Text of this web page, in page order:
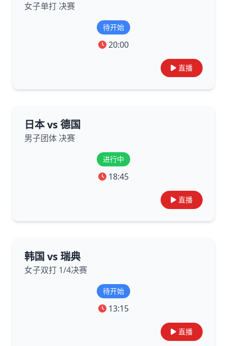
女子单打 决赛
待开始
20:00
直播
日本 vs 德国
男子团体 决赛
进行中
18:45
直播
韩国 vs 瑞典
女子双打 1/4决赛
待开始
13:15
直播